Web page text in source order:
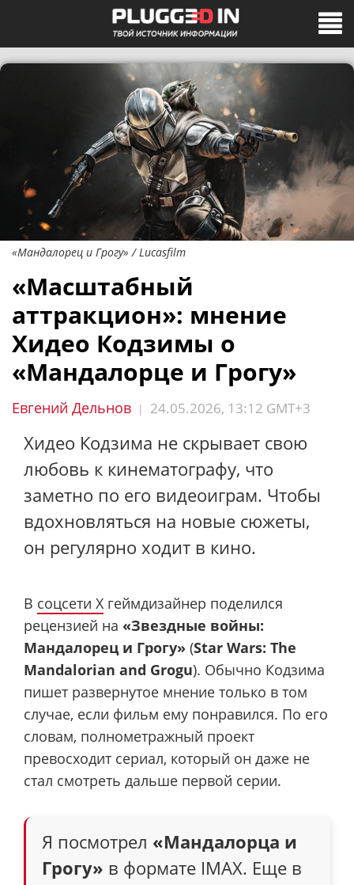
«Мандалорец и Грогу» / Lucasfilm
«Масштабный
аттракцион»: мнение
Хидео Кодзимы о
«Мандалорце и Грогу»
Евгений Дельнов | 24.05.2026, 13:12 GMT+3
Хидео Кодзима не скрывает свою
любовь к кинематографу, что
заметно по его видеоиграм. Чтобы
вдохновляться на новые сюжеты,
он регулярно ходит в кино.
В соцсети X геймдизайнер поделился
рецензией на «Звездные войны:
Мандалорец и Грогу» (Star Wars: The
Mandalorian and Grogu). Обычно Кодзима
пишет развернутое мнение только в том
случае, если фильм ему понравился. По его
словам, полнометражный проект
превосходит сериал, который он даже не
стал смотреть дальше первой серии.
Я посмотрел «Мандалорца и
Грогу» в формате IMAX. Еще в